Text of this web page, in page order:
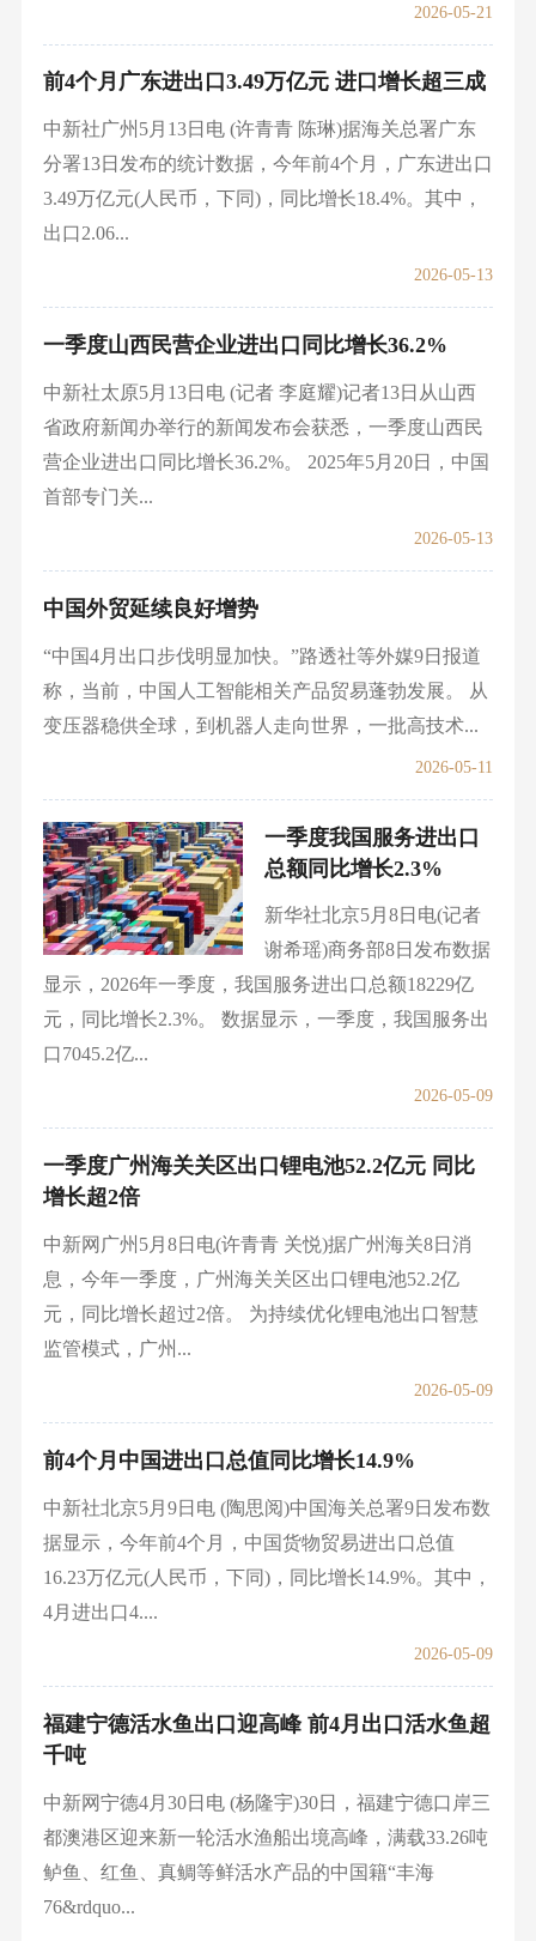
2026-05-21
前4个月广东进出口3.49万亿元 进口增长超三成
中新社广州5月13日电 (许青青 陈琳)据海关总署广东
分署13日发布的统计数据，今年前4个月，广东进出口
3.49万亿元(人民币，下同)，同比增长18.4%。其中，
出口2.06...
2026-05-13
一季度山西民营企业进出口同比增长36.2%
中新社太原5月13日电 (记者 李庭耀)记者13日从山西
省政府新闻办举行的新闻发布会获悉，一季度山西民
营企业进出口同比增长36.2%。 2025年5月20日，中国
首部专门关...
2026-05-13
中国外贸延续良好增势
“中国4月出口步伐明显加快。”路透社等外媒9日报道
称，当前，中国人工智能相关产品贸易蓬勃发展。 从
变压器稳供全球，到机器人走向世界，一批高技术...
2026-05-11
一季度我国服务进出口
总额同比增长2.3%
新华社北京5月8日电(记者
谢希瑶)商务部8日发布数据
显示，2026年一季度，我国服务进出口总额18229亿
元，同比增长2.3%。 数据显示，一季度，我国服务出
口7045.2亿...
2026-05-09
一季度广州海关关区出口锂电池52.2亿元 同比
增长超2倍
中新网广州5月8日电(许青青 关悦)据广州海关8日消
息，今年一季度，广州海关关区出口锂电池52.2亿
元，同比增长超过2倍。 为持续优化锂电池出口智慧
监管模式，广州...
2026-05-09
前4个月中国进出口总值同比增长14.9%
中新社北京5月9日电 (陶思阅)中国海关总署9日发布数
据显示，今年前4个月，中国货物贸易进出口总值
16.23万亿元(人民币，下同)，同比增长14.9%。其中，
4月进出口4....
2026-05-09
福建宁德活水鱼出口迎高峰 前4月出口活水鱼超
千吨
中新网宁德4月30日电 (杨隆宇)30日，福建宁德口岸三
都澳港区迎来新一轮活水渔船出境高峰，满载33.26吨
鲈鱼、红鱼、真鲷等鲜活水产品的中国籍“丰海
76&rdquo...